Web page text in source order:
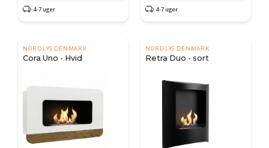
4-7 uger 4-7 uger
NORDLYS DENMARK
Cora Uno - Hvid
NORDLYS DENMARK
Retra Duo - sort